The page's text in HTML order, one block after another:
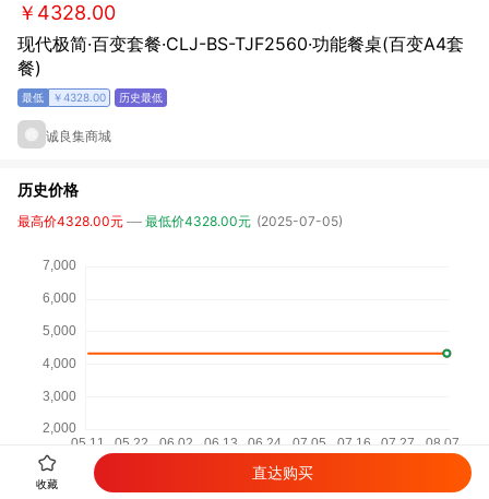
￥4328.00
现代极简·百变套餐·CLJ-BS-TJF2560·功能餐桌(百变A4套
餐)
￥4328.00
诚良集商城
历史价格
最高价4328.00元 最低价4328.00元 (2025-07-05)
收藏
直达购买